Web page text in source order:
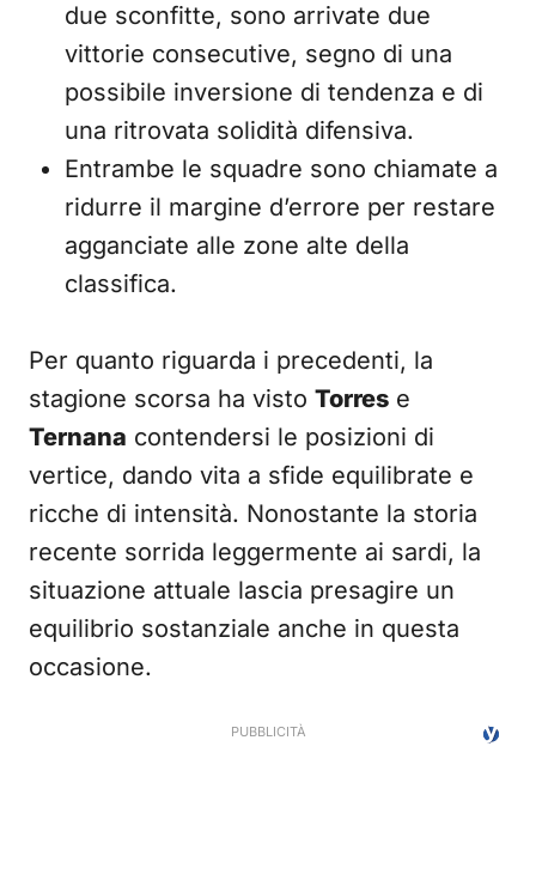
due sconfitte, sono arrivate due
vittorie consecutive, segno di una
possibile inversione di tendenza e di
una ritrovata solidità difensiva.
Entrambe le squadre sono chiamate a
ridurre il margine d’errore per restare
agganciate alle zone alte della
classifica.
Per quanto riguarda i precedenti, la
stagione scorsa ha visto Torres e
Ternana contendersi le posizioni di
vertice, dando vita a sfide equilibrate e
ricche di intensità. Nonostante la storia
recente sorrida leggermente ai sardi, la
situazione attuale lascia presagire un
equilibrio sostanziale anche in questa
occasione.